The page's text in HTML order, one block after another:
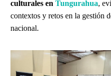
culturales en Tungurahua,
contextos y retos en la gestión
nacional.